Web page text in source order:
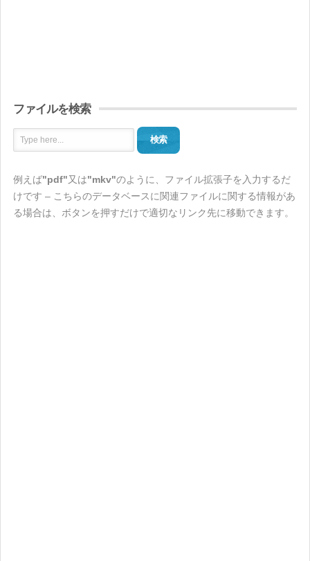
ファイルを検索
検索
例えば"pdf"又は"mkv"のように、ファイル拡張子を入力するだ
けです – こちらのデータベースに関連ファイルに関する情報があ
る場合は、ボタンを押すだけで適切なリンク先に移動できます。